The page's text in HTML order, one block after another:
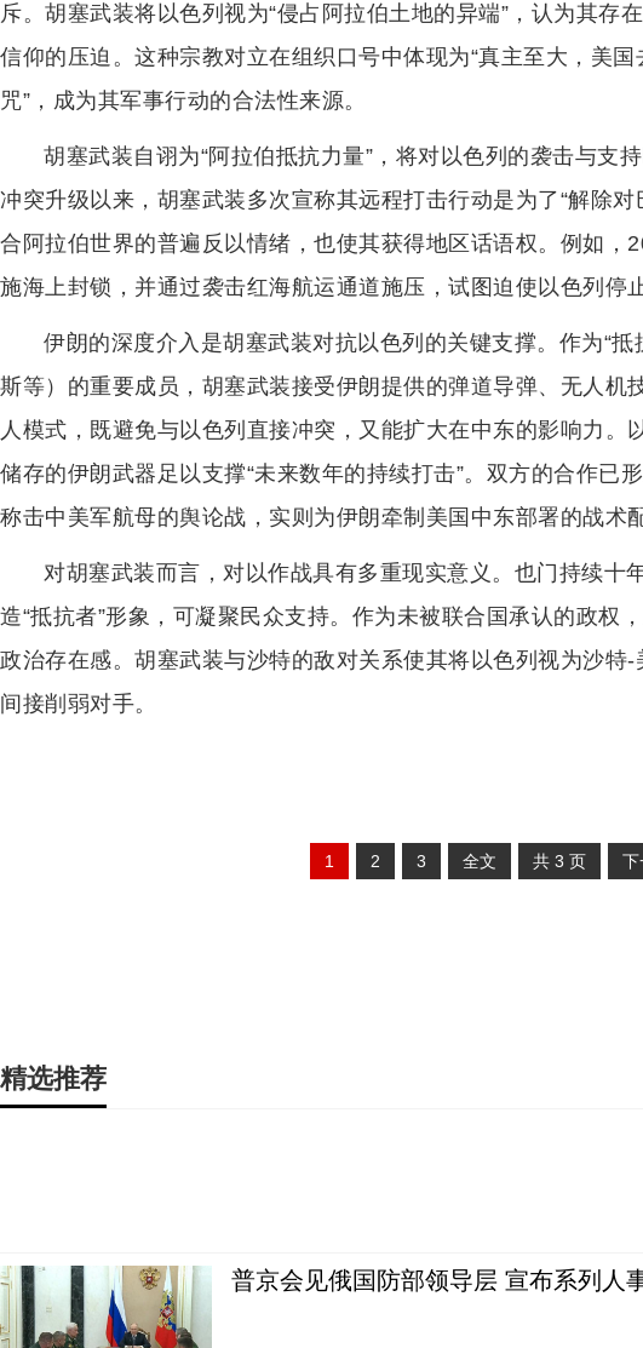
斥。胡塞武装将以色列视为“侵占阿拉伯土地的异端”，认为其存
信仰的压迫。这种宗教对立在组织口号中体现为“真主至大，美
咒”，成为其军事行动的合法性来源。
胡塞武装自诩为“阿拉伯抵抗力量”，将对以色列的袭击与支
冲突升级以来，胡塞武装多次宣称其远程打击行动是为了“解除
合阿拉伯世界的普遍反以情绪，也使其获得地区话语权。例如，
施海上封锁，并通过袭击红海航运通道施压，试图迫使以色列停
伊朗的深度介入是胡塞武装对抗以色列的关键支撑。作为“
斯等）的重要成员，胡塞武装接受伊朗提供的弹道导弹、无人机
人模式，既避免与以色列直接冲突，又能扩大在中东的影响力。
储存的伊朗武器足以支撑“未来数年的持续打击”。双方的合作已
称击中美军航母的舆论战，实则为伊朗牵制美国中东部署的战术
对胡塞武装而言，对以作战具有多重现实意义。也门持续十
造“抵抗者”形象，可凝聚民众支持。作为未被联合国承认的政权
政治存在感。胡塞武装与沙特的敌对关系使其将以色列视为沙特
间接削弱对手。
1 2 3 全文 共 3 页 下
精选推荐
普京会见俄国防部领导层 宣布系列人